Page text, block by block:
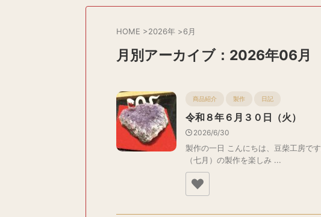
HOME >2026年 >6月
月別アーカイブ：2026年06月
商品紹介 製作 日記
令和８年６月３０日（火）
2026/6/30
製作の一日 こんにちは、豆柴工房です
（七月）の製作を楽しみ ...